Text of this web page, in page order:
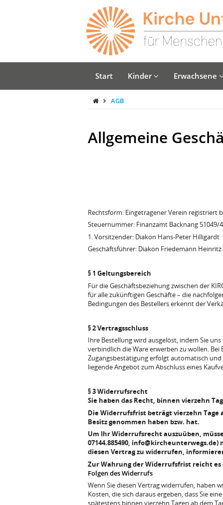
Start Kinder Erwachsene
AGB
Allgemeine
Rechtsform: Eingetragener Verein registriert
Steuernummer: Finanzamt Backnang 51049/
1. Vorsitzender: Diakon Hans-Peter Hilligardt
Geschäftsführer: Diakon Friedemann Heinritz
§ 1 Geltungsbereich
Für die Geschäftsbeziehung zwischen der
für alle zukünftigen Geschäfte – die
Bedingungen des Bestellers erkennt der
§ 2 Vertragsschluss
Ihre Bestellung wird ausgelöst, indem Sie
verbindlich die Ware erwerben zu wollen.
Zugangsbestätigung erfolgt automatisch
liegende Angebot zum Abschluss eines
§ 3 Widerrufsrecht
Sie haben das Recht, binnen vierzehn
Die Widerrufsfrist beträgt vierzehn Tage
Besitz genommen haben bzw. hat.
Um Ihr Widerrufsrecht auszuüben,
07144.885490,
diesen Vertrag zu widerrufen,
Zur Wahrung der Widerrufsfrist reicht es
Folgen des Widerrufs
Wenn Sie diesen Vertrag widerrufen, haben
Kosten, die sich daraus ergeben, dass Sie
spätestens binnen vierzehn Tagen ab dem